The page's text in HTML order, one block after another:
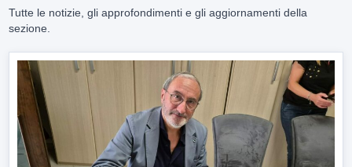
Tutte le notizie, gli approfondimenti e gli aggiornamenti della
sezione.